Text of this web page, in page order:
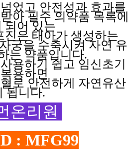
었고 안전성과 효과를
아 필수 의약품 목록에
되어 있는
진은 태아가 생성하는
자궁을 수축시켜자연유
는 약품입니다.
사용하기 쉽고 임신초기
복용하면
로 안전하게 자연유산
됩니다.
온리원
: MFG99